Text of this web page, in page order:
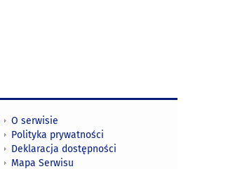
O serwisie
Polityka prywatności
Deklaracja dostępności
Mapa Serwisu